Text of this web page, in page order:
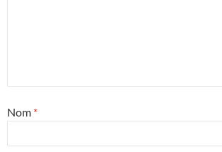
Nom *